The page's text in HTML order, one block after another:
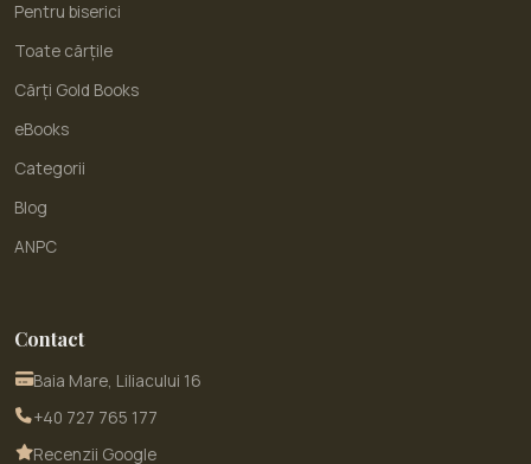
Pentru biserici
Toate cărțile
Cărți Gold Books
eBooks
Categorii
Blog
ANPC
Contact
Baia Mare, Liliacului 16
+40 727 765 177
Recenzii Google